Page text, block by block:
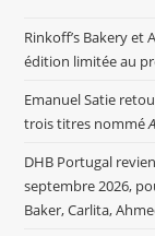
Rinkoff’s Bakery
édition limitée au
Emanuel Satie
trois titres nommé
DHB Portugal
septembre 2026,
Baker, Carlita,